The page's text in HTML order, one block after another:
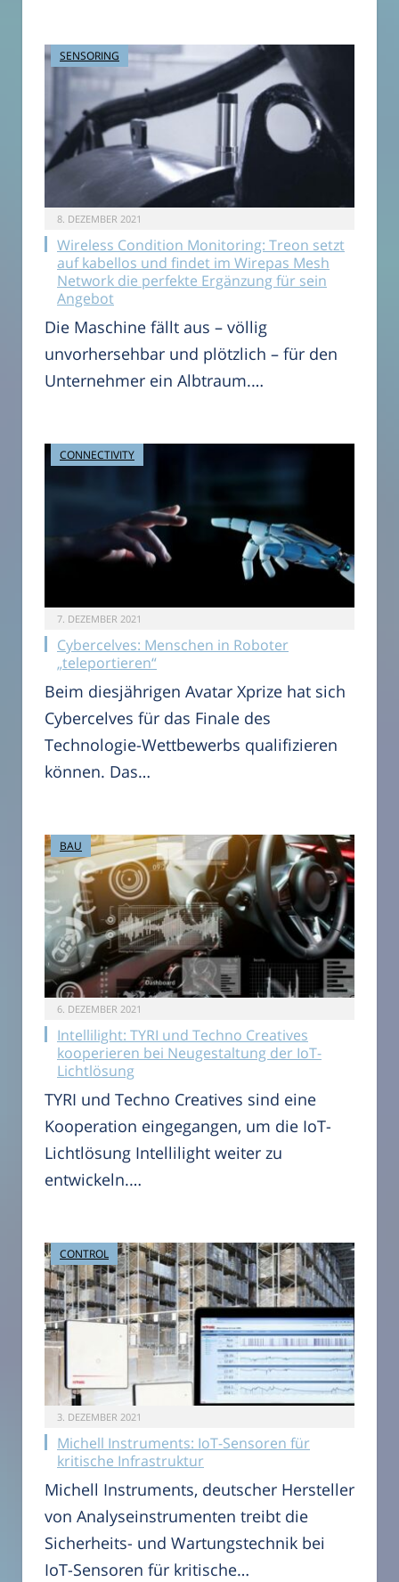
SENSORING
8. DEZEMBER 2021
Wireless Condition Monitoring: Treon setzt
auf kabellos und findet im Wirepas Mesh
Network die perfekte Ergänzung für sein
Angebot
Die Maschine fällt aus – völlig
unvorhersehbar und plötzlich – für den
Unternehmer ein Albtraum.…
CONNECTIVITY
7. DEZEMBER 2021
Cybercelves: Menschen in Roboter
„teleportieren“
Beim diesjährigen Avatar Xprize hat sich
Cybercelves für das Finale des
Technologie-Wettbewerbs qualifizieren
können. Das…
BAU
6. DEZEMBER 2021
Intellilight: TYRI und Techno Creatives
kooperieren bei Neugestaltung der IoT-
Lichtlösung
TYRI und Techno Creatives sind eine
Kooperation eingegangen, um die IoT-
Lichtlösung Intellilight weiter zu
entwickeln.…
CONTROL
3. DEZEMBER 2021
Michell Instruments: IoT-Sensoren für
kritische Infrastruktur
Michell Instruments, deutscher Hersteller
von Analyseinstrumenten treibt die
Sicherheits- und Wartungstechnik bei
IoT-Sensoren für kritische…